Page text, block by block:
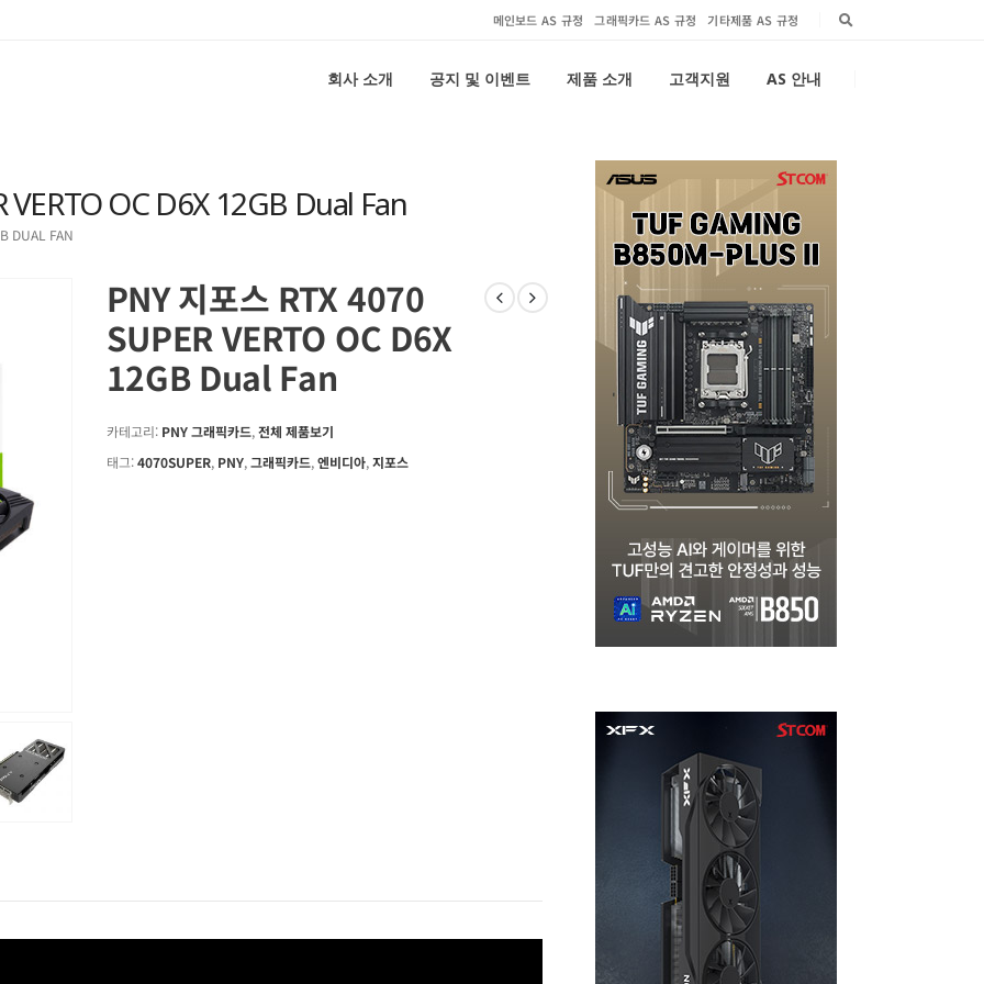
메인보드 AS 규정 그래픽카드 AS 규정 기타제품 AS 규정
회사 소개 공지 및 이벤트 제품 소개 고객지원 AS 안내
OC D6X 12GB Dual Fan
DUAL FAN
PNY 지포스 RTX 4070
SUPER VERTO OC D6X
12GB Dual Fan
카테고리: PNY 그래픽카드,전체 제품보기
태그:4070SUPER, PNY,그래픽카드,엔비디아,지포스